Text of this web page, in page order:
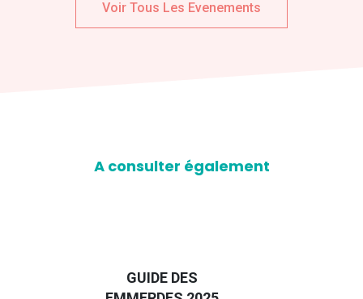
Voir Tous Les Evenements
A consulter également
GUIDE DES